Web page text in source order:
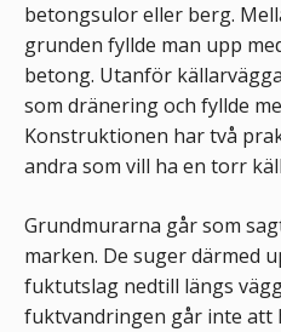
betongsulor eller berg.
grunden fyllde man upp
betong. Utanför
som dränering och fyllde
Konstruktionen har två
andra som vill ha en torr
Grundmurarna går som
marken. De suger därmed
fuktutslag nedtill längs
fuktvandringen går inte att